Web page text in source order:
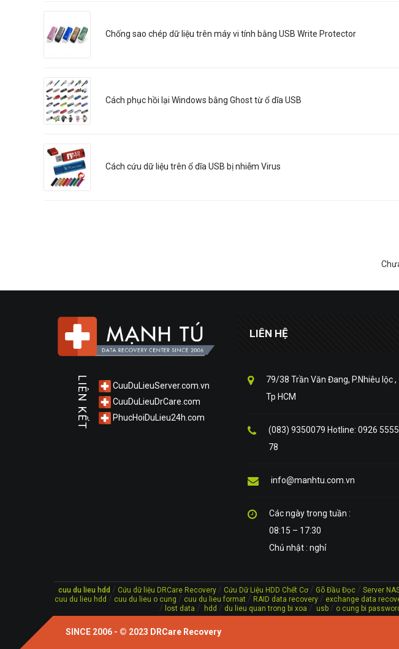
Chống sao chép dữ liệu trên máy vi tính bằng USB Write Protector
Cách phục hồi lại Windows bằng Ghost từ ổ dĩa USB
Cách cứu dữ liệu trên ổ dĩa USB bị nhiễm Virus
LIÊN KẾT
CuuDuLieuServer.com.vn
CuuDuLieuDrCare.com
PhucHoiDuLieu24h.com
LIÊN HỆ
79/38 Trần Văn Đang, P.Nhiêu lộc ,
Tp HCM
(083) 9350079 Hotline: 0926 5555
78
info@manhtu.com.vn
Các ngày trong tuần :
08:15 – 17:30
Chủ nhật : nghỉ
cuu du lieu hdd / Cứu dữ liệu DRCare Recovery / Cứu Dữ Liệu HDD Chết Cơ / Gõ Đầu Đọc / Server
cuu du lieu hdd / cuu du lieu o cung / cuu du lieu format / RAID data recovery/ exchange data
/ lost data / hdd / du lieu quan trong bi xoa / usb / o cung bi
SINCE 2006 - © 2023 DRCare Recovery